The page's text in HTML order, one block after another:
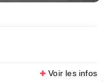
Voir les infos